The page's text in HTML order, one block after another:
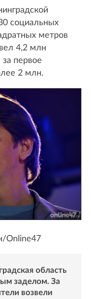
социальных
метров
4,2 млн
первое
2 млн.
Online47
область
заделом. За
возвели